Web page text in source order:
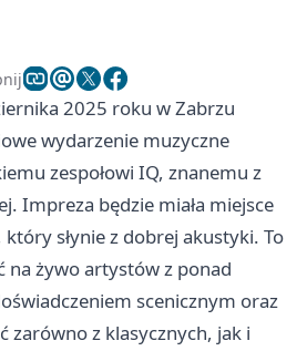
2025 roku w Zabrzu
wydarzenie muzyczne
zespołowi IQ, znanemu z
Impreza będzie miała miejsce
słynie z dobrej akustyki. To
na żywo artystów z ponad
scenicznym oraz
zarówno z klasycznych, jak i